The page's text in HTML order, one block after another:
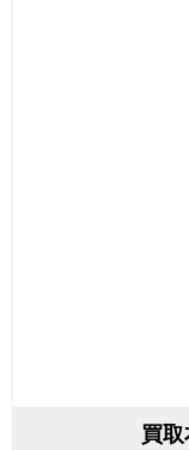
買